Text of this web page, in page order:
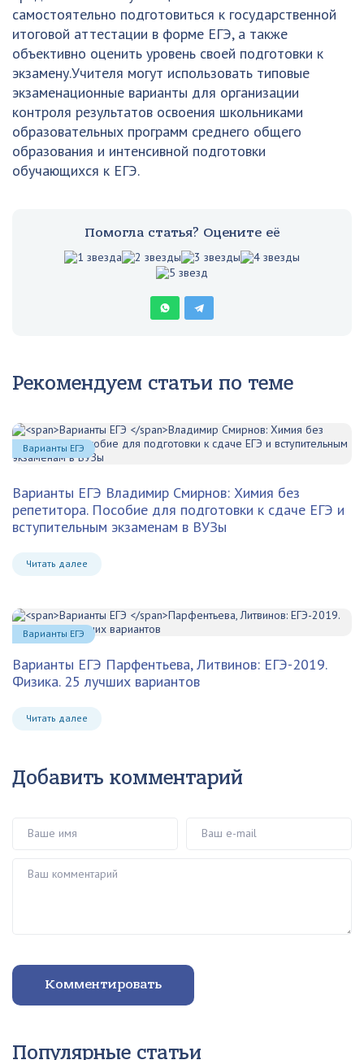
самостоятельно подготовиться к государственной
итоговой аттестации в форме ЕГЭ, а также
объективно оценить уровень своей подготовки к
экзамену.Учителя могут использовать типовые
экзаменационные варианты для организации
контроля результатов освоения школьниками
образовательных программ среднего общего
образования и интенсивной подготовки
обучающихся к ЕГЭ.
Помогла статья? Оцените её
Рекомендуем статьи по теме
Варианты ЕГЭ Владимир Смирнов: Химия без
репетитора. Пособие для подготовки к сдаче ЕГЭ и
вступительным экзаменам в ВУЗы
Читать далее
Варианты ЕГЭ
Варианты ЕГЭ Парфентьева, Литвинов: ЕГЭ-2019.
Физика. 25 лучших вариантов
Читать далее
Варианты ЕГЭ
Добавить комментарий
Комментировать
Популярные статьи